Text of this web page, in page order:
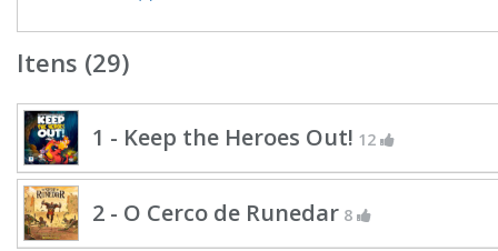
Itens (29)
1 - Keep the Heroes Out! 12
2 - O Cerco de Runedar 8